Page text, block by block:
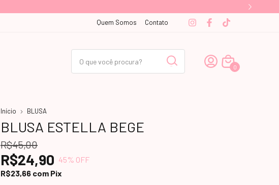
Quem Somos Contato
0
Início BLUSA
BLUSA ESTELLA BEGE
R$45,00
R$24,90 45% OFF
R$23,66 com Pix